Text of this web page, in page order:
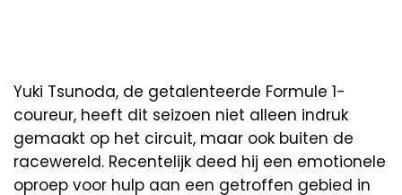
Yuki Tsunoda, de getalenteerde Formule 1-
coureur, heeft dit seizoen niet alleen indruk
gemaakt op het circuit, maar ook buiten de
racewereld. Recentelijk deed hij een emotionele
oproep voor hulp aan een getroffen gebied in